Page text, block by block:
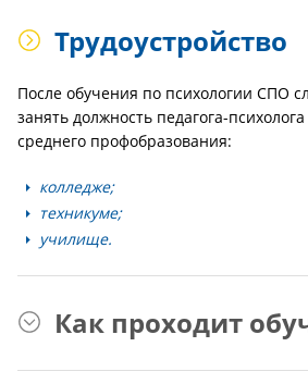
Трудоустройство
После обучения по психологии СПО
занять должность педагога-
среднего профобразования:
колледже;
техникуме;
училище.
Как проходит